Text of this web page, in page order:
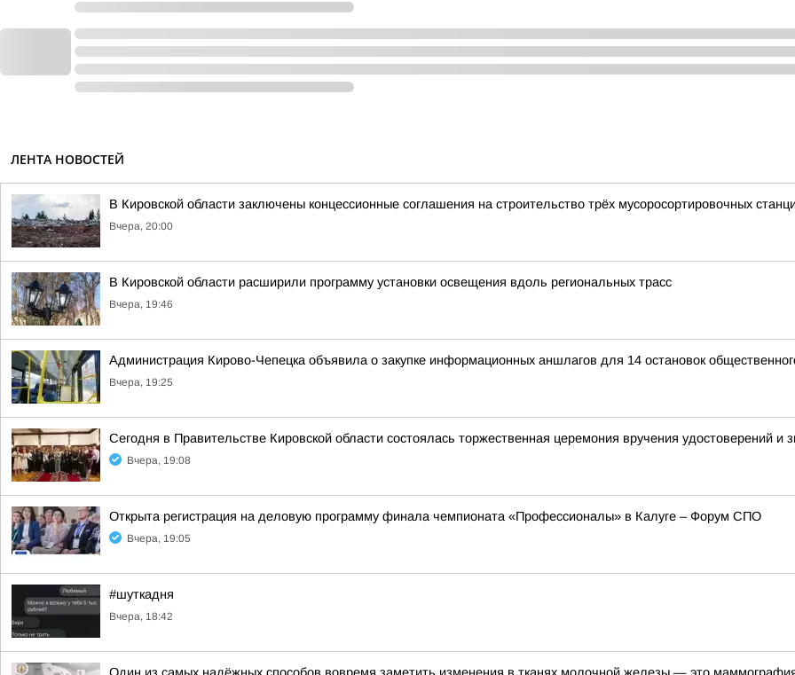
ЛЕНТА НОВОСТЕЙ
В Кировской области заключены концессионные соглашения на строительство трёх мусоросортировочных
Вчера, 20:00
В Кировской области расширили программу установки освещения вдоль региональных трасс
Вчера, 19:46
Администрация Кирово-Чепецка объявила о закупке информационных аншлагов для 14 остановок
Вчера, 19:25
Сегодня в Правительстве Кировской области состоялась торжественная церемония вручения удостоверений и
Вчера, 19:08
Открыта регистрация на деловую программу финала чемпионата «Профессионалы» в Калуге – Форум СПО
Вчера, 19:05
#шуткадня
Вчера, 18:42